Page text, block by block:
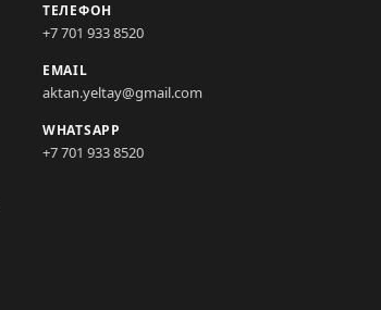
ТЕЛЕФОН
+7 701 933 8520
EMAIL
aktan.yeltay@gmail.com
WHATSAPP
+7 701 933 8520